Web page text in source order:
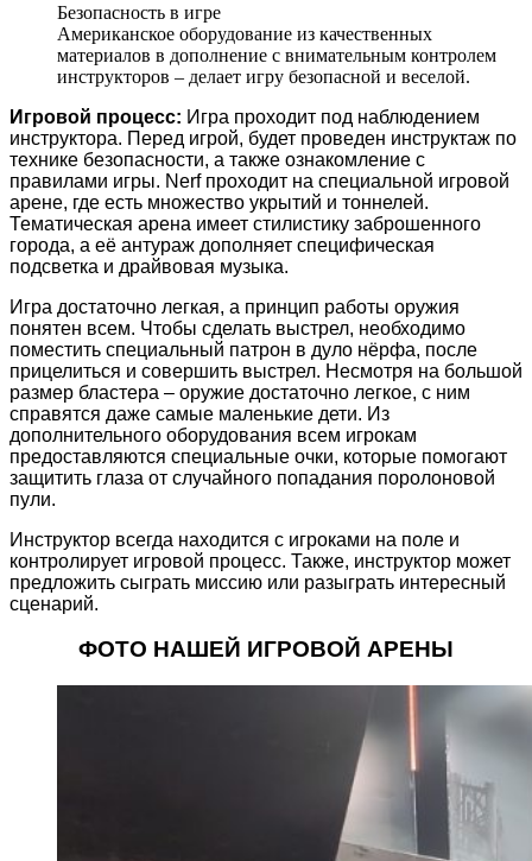
Безопасность в игре
Американское оборудование из качественных
материалов в дополнение с внимательным контролем
инструкторов – делает игру безопасной и веселой.
Игровой процесс: Игра проходит под наблюдением
инструктора. Перед игрой, будет проведен инструктаж по
технике безопасности, а также ознакомление с
правилами игры. Nerf проходит на специальной игровой
арене, где есть множество укрытий и тоннелей.
Тематическая арена имеет стилистику заброшенного
города, а её антураж дополняет специфическая
подсветка и драйвовая музыка.
Игра достаточно легкая, а принцип работы оружия
понятен всем. Чтобы сделать выстрел, необходимо
поместить специальный патрон в дуло нёрфа, после
прицелиться и совершить выстрел. Несмотря на большой
размер бластера – оружие достаточно легкое, с ним
справятся даже самые маленькие дети. Из
дополнительного оборудования всем игрокам
предоставляются специальные очки, которые помогают
защитить глаза от случайного попадания поролоновой
пули.
Инструктор всегда находится с игроками на поле и
контролирует игровой процесс. Также, инструктор может
предложить сыграть миссию или разыграть интересный
сценарий.
ФОТО НАШЕЙ ИГРОВОЙ АРЕНЫ